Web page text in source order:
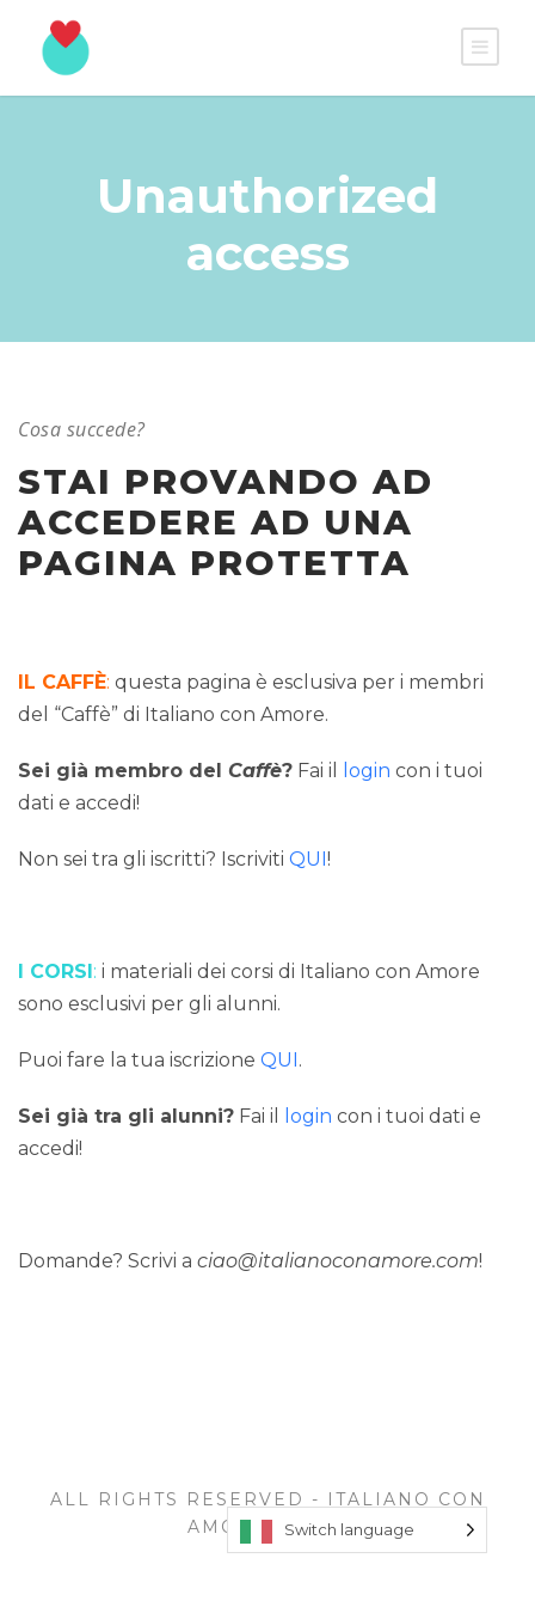
Unauthorized
access
Cosa succede?
STAI PROVANDO AD
ACCEDERE AD UNA
PAGINA PROTETTA
IL CAFFÈ: questa pagina è esclusiva per i membri
del “Caffè” di Italiano con Amore.
Sei già membro del Caffè? Fai il login con i tuoi
dati e accedi!
Non sei tra gli iscritti? Iscriviti QUI!
I CORSI: i materiali dei corsi di Italiano con Amore
sono esclusivi per gli alunni.
Puoi fare la tua iscrizione QUI.
Sei già tra gli alunni? Fai il login con i tuoi dati e
accedi!
Domande? Scrivi a ciao@italianoconamore.com!
ALL RIGHTS RESERVED - ITALIANO CON
AMORE © 2026Switch language